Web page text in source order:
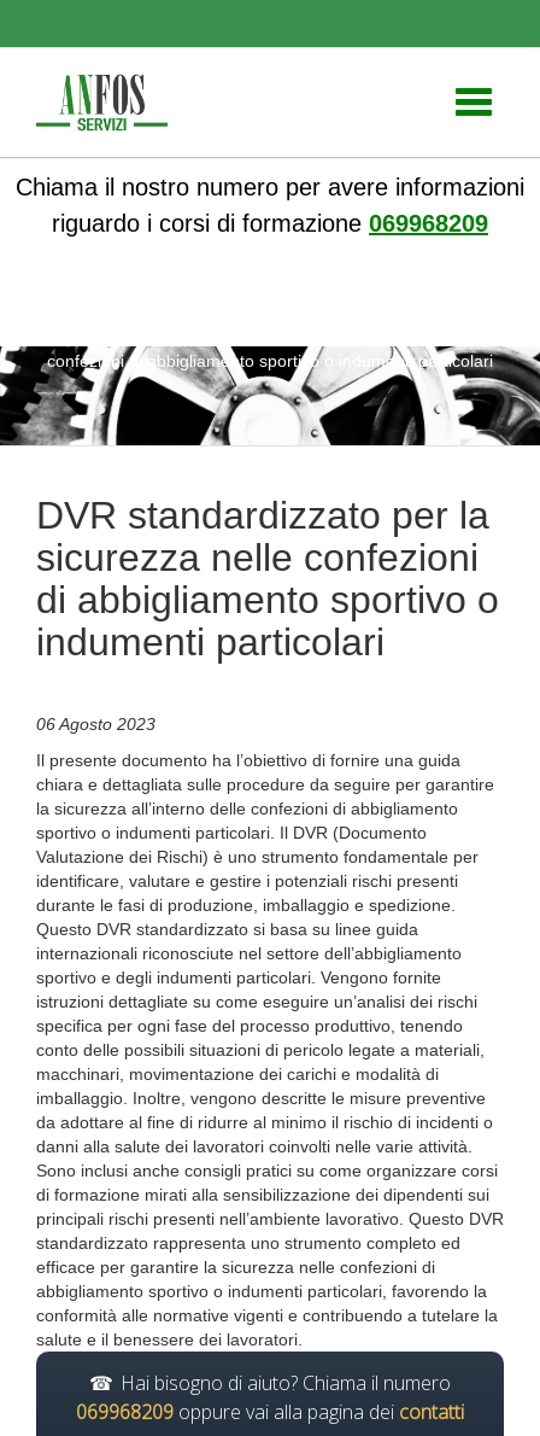
Toggle
Chiama il nostro numero per avere informazioni
riguardo i corsi di formazione 069968209
confezioni di abbigliamento sportivo o indumenti particolari
DVR standardizzato per la
sicurezza nelle confezioni
di abbigliamento sportivo o
indumenti particolari
06 Agosto 2023
Il presente documento ha l’obiettivo di fornire una guida
chiara e dettagliata sulle procedure da seguire per garantire
la sicurezza all’interno delle confezioni di abbigliamento
sportivo o indumenti particolari. Il DVR (Documento
Valutazione dei Rischi) è uno strumento fondamentale per
identificare, valutare e gestire i potenziali rischi presenti
durante le fasi di produzione, imballaggio e spedizione.
Questo DVR standardizzato si basa su linee guida
internazionali riconosciute nel settore dell’abbigliamento
sportivo e degli indumenti particolari. Vengono fornite
istruzioni dettagliate su come eseguire un’analisi dei rischi
specifica per ogni fase del processo produttivo, tenendo
conto delle possibili situazioni di pericolo legate a materiali,
macchinari, movimentazione dei carichi e modalità di
imballaggio. Inoltre, vengono descritte le misure preventive
da adottare al fine di ridurre al minimo il rischio di incidenti o
danni alla salute dei lavoratori coinvolti nelle varie attività.
Sono inclusi anche consigli pratici su come organizzare corsi
di formazione mirati alla sensibilizzazione dei dipendenti sui
principali rischi presenti nell’ambiente lavorativo. Questo DVR
standardizzato rappresenta uno strumento completo ed
efficace per garantire la sicurezza nelle confezioni di
abbigliamento sportivo o indumenti particolari, favorendo la
conformità alle normative vigenti e contribuendo a tutelare la
salute e il benessere dei lavoratori.
Hai bisogno di aiuto? Chiama il numero
069968209 oppure vai alla pagina dei contatti